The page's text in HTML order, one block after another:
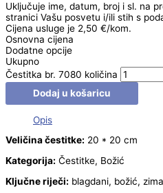
Uključuje ime, datum, broj i sl. na
stranici Vašu posvetu i/ili stih s
Cijena usluge je 2,50 €/kom.
Osnovna cijena
Dodatne opcije
Ukupno
Čestitka br. 7080 količina
Dodaj u košaricu
Opis
Veličina čestitke: 20 * 20 cm
Kategorija: Čestitke, Božić
Ključne riječi: blagdani, božić,